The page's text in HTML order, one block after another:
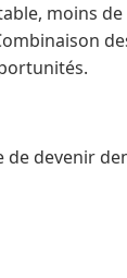
moins
devenir